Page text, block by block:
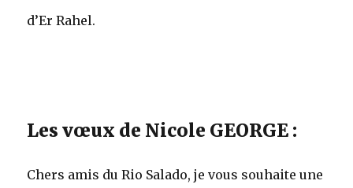
d’Er Rahel.
Les vœux de Nicole GEORGE :
Chers amis du Rio Salado, je vous souhaite une